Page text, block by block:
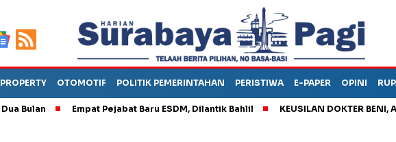
PROPERTY OTOMOTIF POLITIK PEMERINTAHAN PERISTIWA E-PAPER OPINI
Empat Pejabat Baru ESDM, Dilantik Bahlil KEUSILAN DOKTER BENI,